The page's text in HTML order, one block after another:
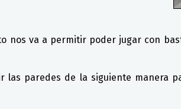
nos va a permitir poder jugar con
las paredes de la siguiente manera